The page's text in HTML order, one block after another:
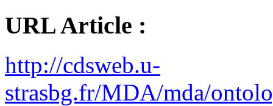
URL Article :
http://cdsweb.u-
strasbg.fr/MDA/mda/